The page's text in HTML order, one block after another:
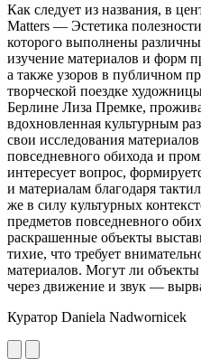
Как следует из названия, в
Matters — Эстетика
которого выполнены
изучение материалов и форм
а также узоров в публичном
творческой поездке
Берлине Лиза Премке,
вдохновленная культурным
свои исследования
повседневного обихода и
интересует вопрос,
и материалам благодаря
же в силу культурных
предметов повседневного
раскрашенные объекты
тихие, что требует
материалов. Могут ли
через движение и звук —
Куратор Daniela Nadwornicek